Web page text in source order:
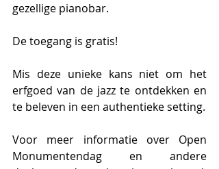
gezellige pianobar.
De toegang is gratis!
Mis deze unieke kans niet om het
erfgoed van de jazz te ontdekken en
te beleven in een authentieke setting.
Voor meer informatie over Open
Monumentendag en andere